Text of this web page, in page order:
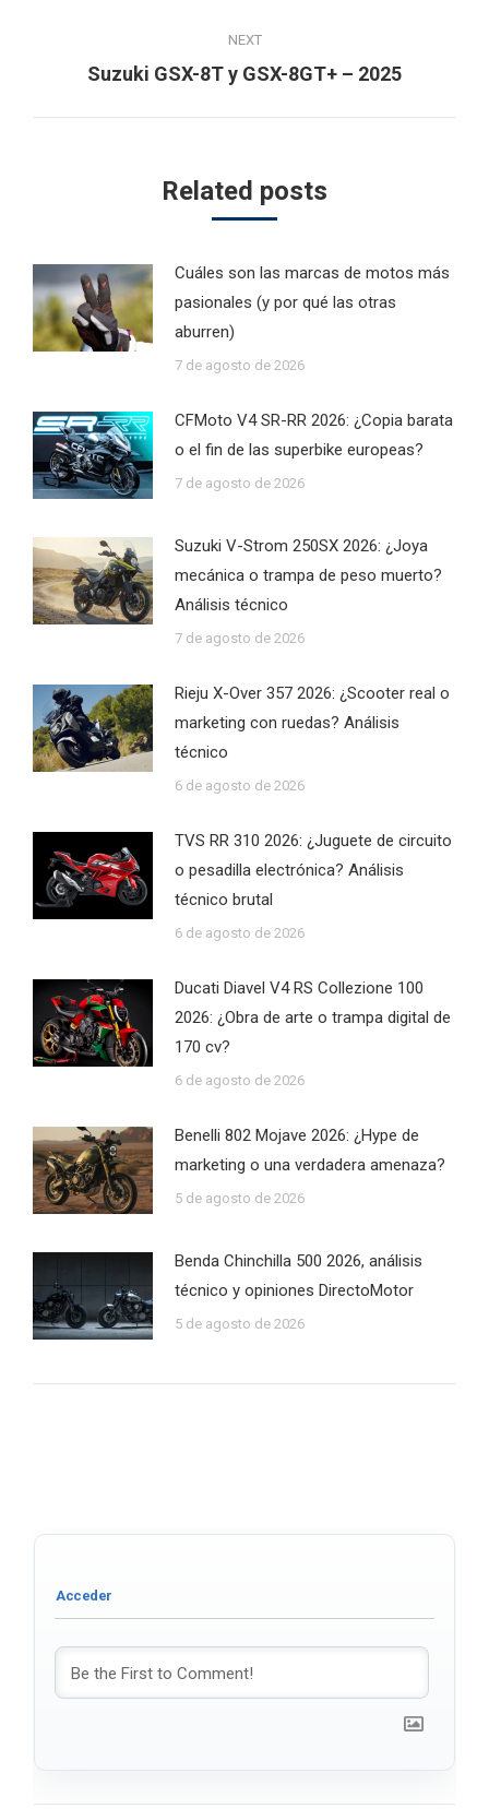
NEXT
Next
Suzuki GSX-8T y GSX-8GT+ – 2025
Related posts
Cuáles son las marcas de motos más
pasionales (y por qué las otras
aburren)
7 de agosto de 2026
CFMoto V4 SR-RR 2026: ¿Copia barata
o el fin de las superbike europeas?
7 de agosto de 2026
Suzuki V-Strom 250SX 2026: ¿Joya
mecánica o trampa de peso muerto?
Análisis técnico
7 de agosto de 2026
Rieju X-Over 357 2026: ¿Scooter real o
marketing con ruedas? Análisis
técnico
6 de agosto de 2026
TVS RR 310 2026: ¿Juguete de circuito
o pesadilla electrónica? Análisis
técnico brutal
6 de agosto de 2026
Ducati Diavel V4 RS Collezione 100
2026: ¿Obra de arte o trampa digital de
170 cv?
6 de agosto de 2026
Benelli 802 Mojave 2026: ¿Hype de
marketing o una verdadera amenaza?
5 de agosto de 2026
Benda Chinchilla 500 2026, análisis
técnico y opiniones DirectoMotor
5 de agosto de 2026